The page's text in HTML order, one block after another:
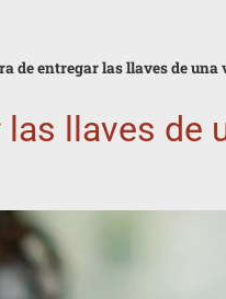
de entregar las llaves de
llaves de